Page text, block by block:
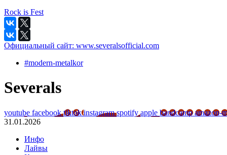
Rock is Fest
Официальный сайт: www.severalsofficial.com
#modern-metalkor
Severals
youtube facebooktiktokinstagramspotifyapple bandcampamazon-
31.01.2026
Инфо
Лайвы